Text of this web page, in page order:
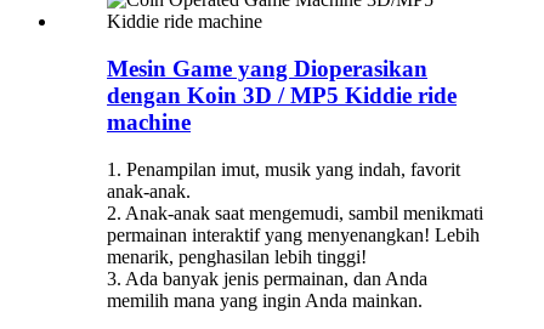
Mesin Game yang Dioperasikan
dengan Koin 3D / MP5 Kiddie ride
machine
1. Penampilan imut, musik yang indah, favorit
anak-anak.
2. Anak-anak saat mengemudi, sambil menikmati
permainan interaktif yang menyenangkan! Lebih
menarik, penghasilan lebih tinggi!
3. Ada banyak jenis permainan, dan Anda
memilih mana yang ingin Anda mainkan.